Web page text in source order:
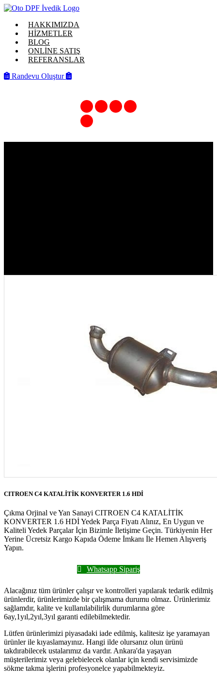
HAKKIMIZDA
HİZMETLER
BLOG
ONLİNE SATIŞ
REFERANSLAR
Randevu Oluştur
CITROEN C4 KATALİTİK KONVERTER 1.6 HDİ
Çıkma Orjinal ve Yan Sanayi CITROEN C4 KATALİTİK
KONVERTER 1.6 HDİ Yedek Parça Fiyatı Alınız, En Uygun ve
Kaliteli Yedek Parçalar İçin Bizimle İletişime Geçin. Türkiyenin Her
Yerine Ücretsiz Kargo Kapıda Ödeme İmkanı İle Hemen Alışveriş
Yapın.
Whatsapp Sipariş
Alacağınız tüm ürünler çalışır ve kontrolleri yapılarak tedarik edilmiş
ürünlerdir, ürünlerimizde bir çalışmama durumu olmaz. Ürünlerimiz
sağlamdır, kalite ve kullanılabilirlik durumlarına göre
6ay,1yıl,2yıl,3yıl garanti edilebilmektedir.
Lütfen ürünlerimizi piyasadaki iade edilmiş, kalitesiz işe yaramayan
ürünler ile kıyaslamayınız. Hangi ilde olursanız olun ürünü
takdırabilecek ustalarımız da vardır. Ankara'da yaşayan
müşterilerimiz veya gelebielecek olanlar için kendi servisimizde
sökme takma işlerini profesyonelce yapabilmekteyiz.